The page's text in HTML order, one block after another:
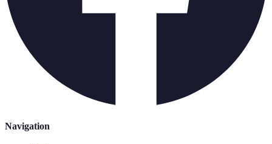
Navigation